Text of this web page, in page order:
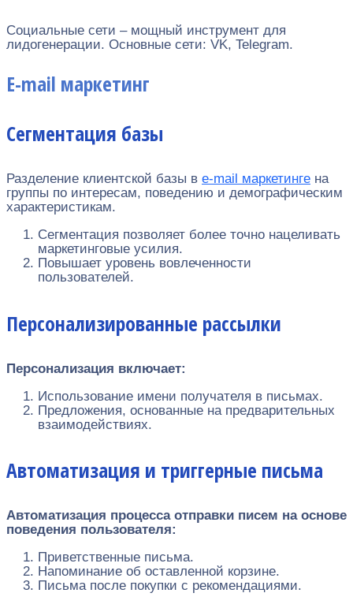
Социальные сети – мощный инструмент для
лидогенерации. Основные сети: VK, Telegram.
E-mail маркетинг
Сегментация базы
Разделение клиентской базы в e-mail маркетинге на
группы по интересам, поведению и демографическим
характеристикам.
Сегментация позволяет более точно нацеливать
маркетинговые усилия.
Повышает уровень вовлеченности
пользователей.
Персонализированные рассылки
Персонализация включает:
Использование имени получателя в письмах.
Предложения, основанные на предварительных
взаимодействиях.
Автоматизация и триггерные письма
Автоматизация процесса отправки писем на основе
поведения пользователя:
Приветственные письма.
Напоминание об оставленной корзине.
Письма после покупки с рекомендациями.